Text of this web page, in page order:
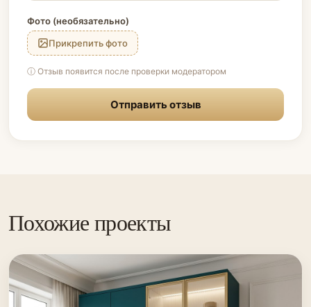
Фото (необязательно)
Прикрепить фото
ⓘ Отзыв появится после проверки модератором
Отправить отзыв
Похожие проекты